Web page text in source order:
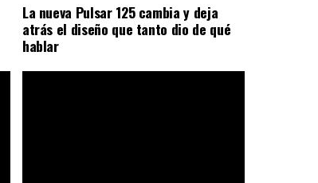
La nueva Pulsar 125 cambia y deja
atrás el diseño que tanto dio de qué
hablar